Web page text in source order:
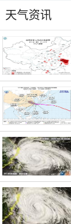
天气资讯